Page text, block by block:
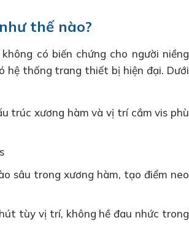
thế nào?
có biến chứng cho người niềng
hệ thống trang thiết bị hiện đại. Dưới
trúc xương hàm và vị trí cắm vis phù
sâu trong xương hàm, tạo điểm neo
tùy vị trí, không hề đau nhức trong